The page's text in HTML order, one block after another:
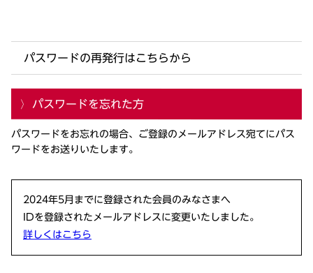
パスワードの再発行はこちらから
パスワードを忘れた方
パスワードをお忘れの場合、ご登録のメールアドレス宛てにパス
ワードをお送りいたします。
2024年5月までに登録された会員のみなさまへ
IDを登録されたメールアドレスに変更いたしました。
詳しくはこちら